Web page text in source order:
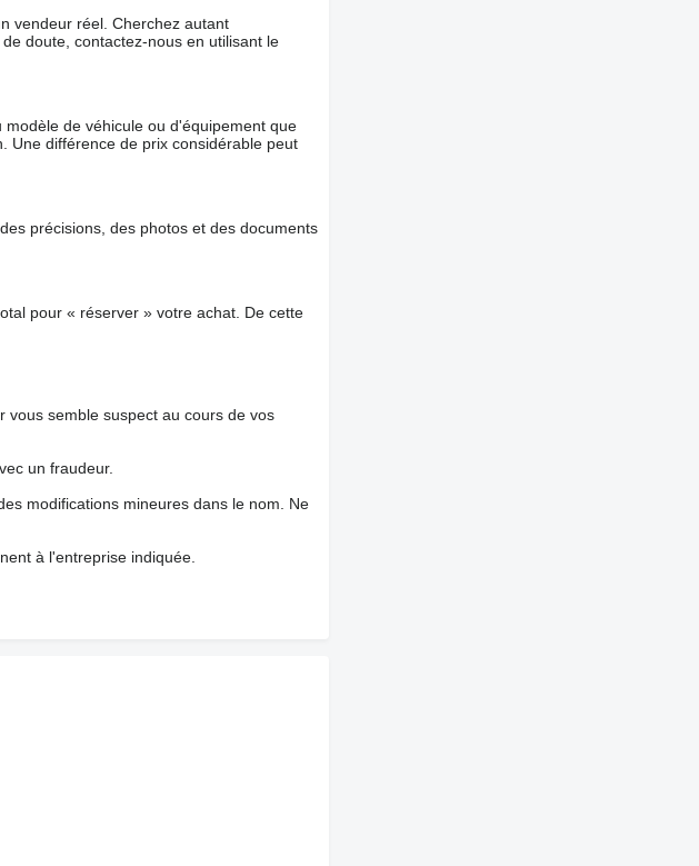
vendeur réel. Cherchez autant
doute, contactez-nous en utilisant le
de véhicule ou d'équipement que
Une différence de prix considérable peut
précisions, des photos et des documents
pour « réserver » votre achat. De cette
vous semble suspect au cours de vos
un fraudeur.
modifications mineures dans le nom. Ne
à l'entreprise indiquée.